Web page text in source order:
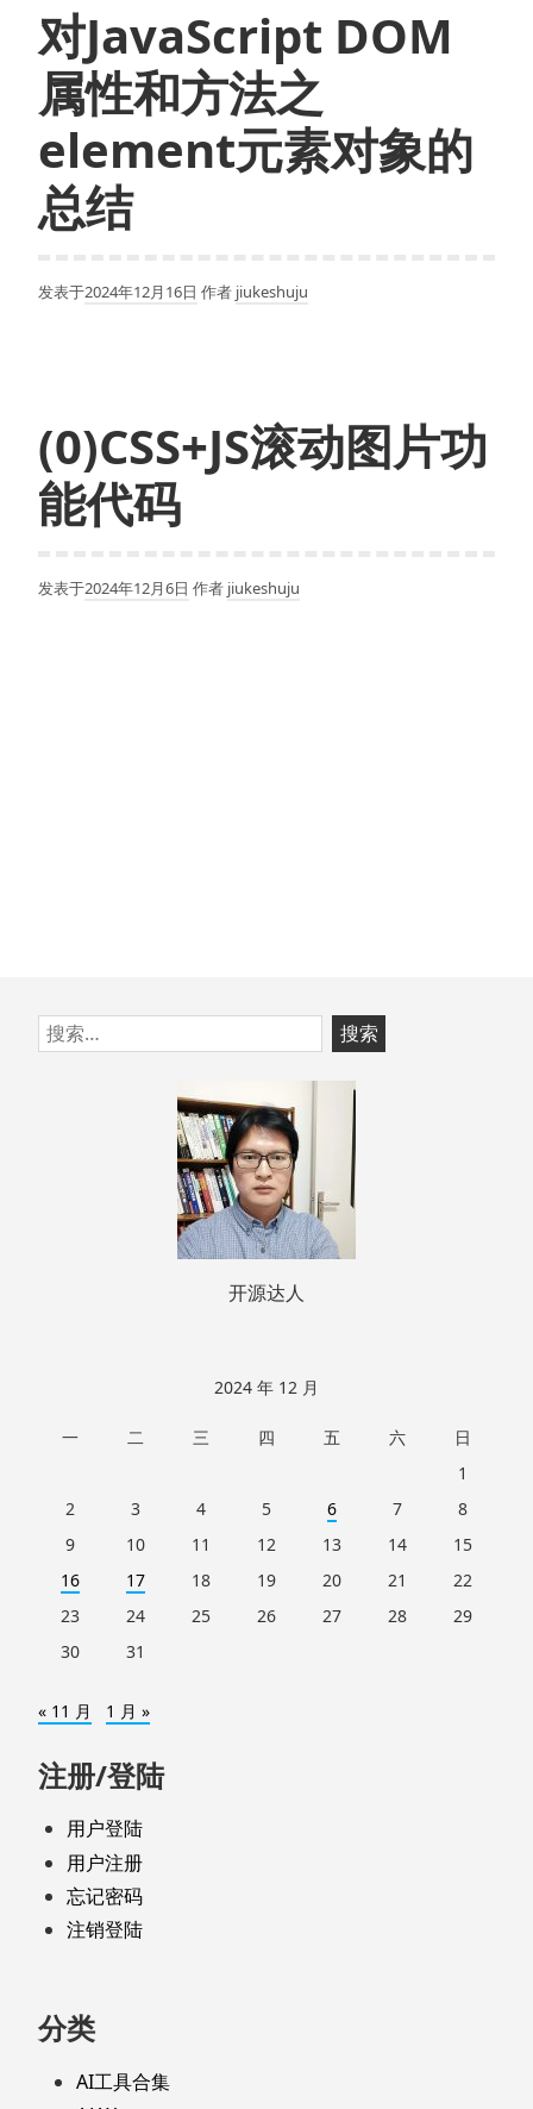
单
级
栏
目
实
对JavaScript DOM
属性和方法之
element元素对象的
总结
发表于2024年12月16日 作者 jiukeshuju
(0)CSS+JS滚动图片功
能代码
发表于2024年12月6日 作者 jiukeshuju
跳
至
搜
索：
开源达人
2024 年 12 月
一 二 三 四 五 六
日
1
2
3 4 5 6 7
8
9
10 11 12 13 14
15
16
17 18 19 20 21
22
23
24 25 26 27 28
29
30
31
« 11 月 1 月 »
注册/登陆
用户登陆
用户注册
忘记密码
注销登陆
分类
AI工具合集